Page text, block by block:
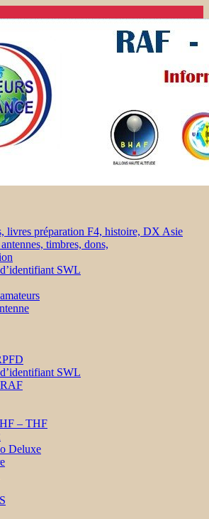
livres préparation F4, histoire, DX Asie
timbres, dons,
SWL
SWL
– THF
Deluxe